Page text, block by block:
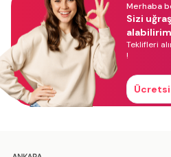
Merhaba
Sizi
Teklifleri
!